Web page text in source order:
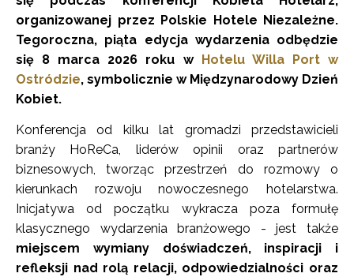
organizowanej przez Polskie Hotele Niezależne.
Tegoroczna, piąta edycja wydarzenia odbędzie
się 8 marca 2026 roku w Hotelu Willa Port w
Ostródzie, symbolicznie w Międzynarodowy Dzień
Kobiet.
Konferencja od kilku lat gromadzi przedstawicieli
branży HoReCa, liderów opinii oraz partnerów
biznesowych, tworząc przestrzeń do rozmowy o
kierunkach rozwoju nowoczesnego hotelarstwa.
Inicjatywa od początku wykracza poza formułę
klasycznego wydarzenia branżowego - jest także
miejscem wymiany doświadczeń, inspiracji i
refleksji nad rolą relacji, odpowiedzialności oraz